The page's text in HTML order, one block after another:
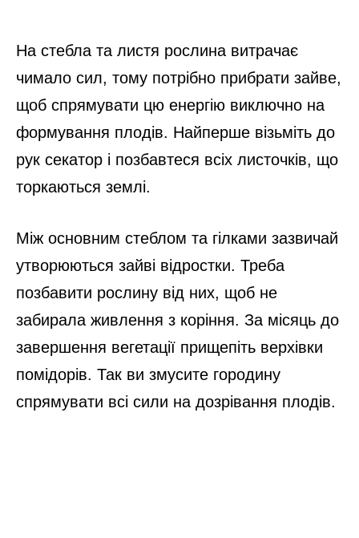
На стебла та листя рослина витрачає
чимало сил, тому потрібно прибрати зайве,
щоб спрямувати цю енергію виключно на
формування плодів. Найперше візьміть до
рук секатор і позбавтеся всіх листочків, що
торкаються землі.
Між основним стеблом та гілками зазвичай
утворюються зайві відростки. Треба
позбавити рослину від них, щоб не
забирала живлення з коріння. За місяць до
завершення вегетації прищепіть верхівки
помідорів. Так ви змусите городину
спрямувати всі сили на дозрівання плодів.